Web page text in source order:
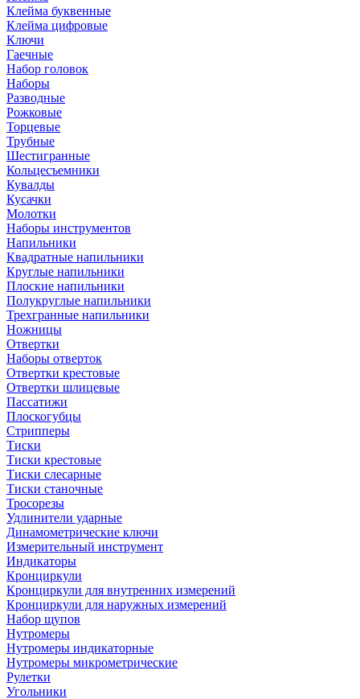
Клейма буквенные
Клейма цифровые
Ключи
Гаечные
Набор головок
Наборы
Разводные
Рожковые
Торцевые
Трубные
Шестигранные
Кольцесъемники
Кувалды
Кусачки
Молотки
Наборы инструментов
Напильники
Квадратные напильники
Круглые напильники
Плоские напильники
Полукруглые напильники
Трехгранные напильники
Ножницы
Отвертки
Наборы отверток
Отвертки крестовые
Отвертки шлицевые
Пассатижи
Плоскогубцы
Стрипперы
Тиски
Тиски крестовые
Тиски слесарные
Тиски станочные
Тросорезы
Удлинители ударные
Динамометрические ключи
Измерительный инструмент
Индикаторы
Кронциркули
Кронциркули для внутренних измерений
Кронциркули для наружных измерений
Набор щупов
Нутромеры
Нутромеры индикаторные
Нутромеры микрометрические
Рулетки
Угольники